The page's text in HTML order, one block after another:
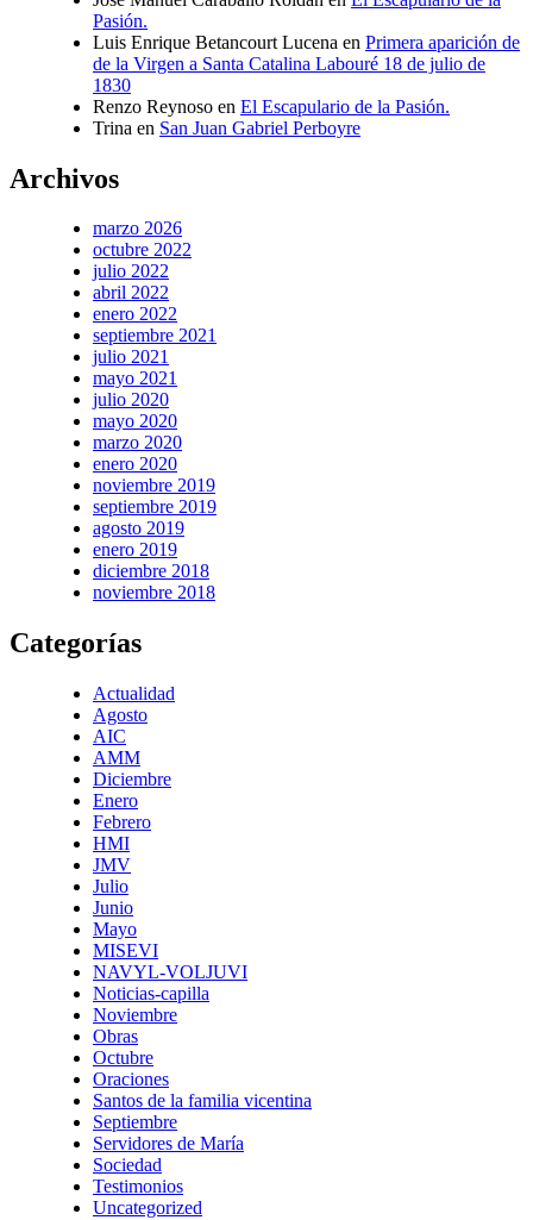
Pasión.
Luis Enrique Betancourt Lucena en Primera aparición de
de la Virgen a Santa Catalina Labouré 18 de julio de
1830
Renzo Reynoso en El Escapulario de la Pasión.
Trina en San Juan Gabriel Perboyre
Archivos
marzo 2026
octubre 2022
julio 2022
abril 2022
enero 2022
septiembre 2021
julio 2021
mayo 2021
julio 2020
mayo 2020
marzo 2020
enero 2020
noviembre 2019
septiembre 2019
agosto 2019
enero 2019
diciembre 2018
noviembre 2018
Categorías
Actualidad
Agosto
AIC
AMM
Diciembre
Enero
Febrero
HMI
JMV
Julio
Junio
Mayo
MISEVI
NAVYL-VOLJUVI
Noticias-capilla
Noviembre
Obras
Octubre
Oraciones
Santos de la familia vicentina
Septiembre
Servidores de María
Sociedad
Testimonios
Uncategorized